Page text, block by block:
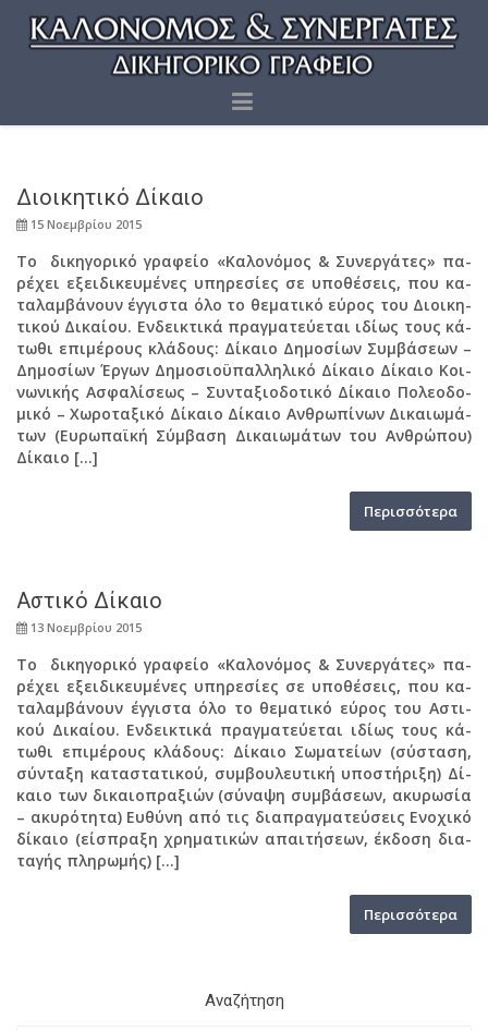
Διοι­κη­τι­κό Δί­καιο
15 Νο­εμ­βρί­ου 2015
Το δι­κη­γο­ρι­κό γρα­φείο «Κα­λο­νό­μος & Συ­νερ­γά­τες» πα­
ρέ­χει εξει­δι­κευ­μέ­νες υπη­ρε­σί­ες σε υπο­θέ­σεις, που κα­
τα­λαμ­βά­νουν έγ­γι­στα όλο το θε­μα­τι­κό εύρος του Διοι­κη­
τι­κού Δι­καί­ου. Εν­δει­κτι­κά πραγ­μα­τεύ­ε­ται ιδίως τους κά­
τω­θι επι­μέ­ρους κλά­δους: Δί­καιο Δη­μο­σί­ων Συμ­βά­σε­ων –
Δη­μο­σί­ων Έργων Δη­μο­σιο­ϋ­παλ­λη­λι­κό Δί­καιο Δί­καιο Κοι­
νω­νι­κής Ασφα­λί­σε­ως – Συ­ντα­ξιο­δο­τι­κό Δί­καιο Πο­λε­ο­δο­
μι­κό – Χω­ρο­τα­ξι­κό Δί­καιο Δί­καιο Αν­θρω­πί­νων Δι­καιω­μά­
των (Ευ­ρω­παϊ­κή Σύμ­βα­ση Δι­καιω­μά­των του Αν­θρώ­που)
Δί­καιο […]
Πε­ρισ­σό­τε­ρα
Αστι­κό Δί­καιο
13 Νο­εμ­βρί­ου 2015
Το δι­κη­γο­ρι­κό γρα­φείο «Κα­λο­νό­μος & Συ­νερ­γά­τες» πα­
ρέ­χει εξει­δι­κευ­μέ­νες υπη­ρε­σί­ες σε υπο­θέ­σεις, που κα­
τα­λαμ­βά­νουν έγ­γι­στα όλο το θε­μα­τι­κό εύρος του Αστι­
κού Δι­καί­ου. Εν­δει­κτι­κά πραγ­μα­τεύ­ε­ται ιδίως τους κά­
τω­θι επι­μέ­ρους κλά­δους: Δί­καιο Σω­μα­τεί­ων (σύ­στα­ση,
σύ­ντα­ξη κα­τα­στα­τι­κού, συμ­βου­λευ­τι­κή υπο­στή­ρι­ξη) Δί­
καιο των δι­καιο­πρα­ξιών (σύ­να­ψη συμ­βά­σε­ων, ακυ­ρω­σία
– ακυ­ρό­τη­τα) Ευ­θύ­νη από τις δια­πραγ­μα­τεύ­σεις Ενο­χι­κό
δί­καιο (εί­σπρα­ξη χρη­μα­τι­κών απαι­τή­σε­ων, έκ­δο­ση δια­
τα­γής πλη­ρω­μής) […]
Πε­ρισ­σό­τε­ρα
Ανα­ζή­τη­ση